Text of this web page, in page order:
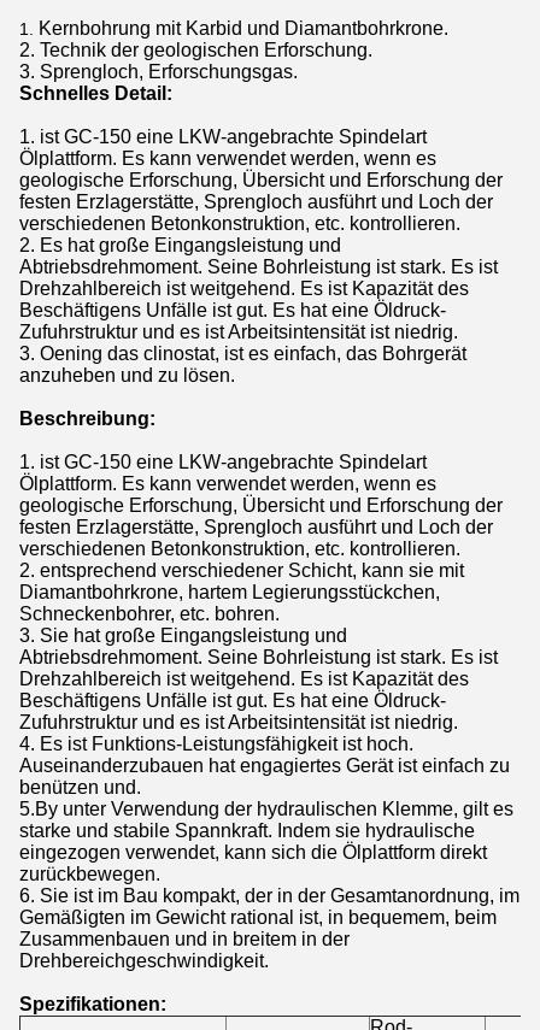
1.
Kernbohrung mit Karbid und Diamantbohrkrone.
2. Technik der geologischen Erforschung.
3. Sprengloch, Erforschungsgas.
Schnelles Detail:
1. ist GC-150 eine LKW-angebrachte Spindelart
Ölplattform. Es kann verwendet werden, wenn es
geologische Erforschung, Übersicht und Erforschung der
festen Erzlagerstätte, Sprengloch ausführt und Loch der
verschiedenen Betonkonstruktion, etc. kontrollieren.
2. Es hat große Eingangsleistung und
Abtriebsdrehmoment. Seine Bohrleistung ist stark. Es ist
Drehzahlbereich ist weitgehend. Es ist Kapazität des
Beschäftigens Unfälle ist gut. Es hat eine Öldruck-
Zufuhrstruktur und es ist Arbeitsintensität ist niedrig.
3. Oening das clinostat, ist es einfach, das Bohrgerät
anzuheben und zu lösen.
Beschreibung:
1. ist GC-150 eine LKW-angebrachte Spindelart
Ölplattform. Es kann verwendet werden, wenn es
geologische Erforschung, Übersicht und Erforschung der
festen Erzlagerstätte, Sprengloch ausführt und Loch der
verschiedenen Betonkonstruktion, etc. kontrollieren.
2. entsprechend verschiedener Schicht, kann sie mit
Diamantbohrkrone, hartem Legierungsstückchen,
Schneckenbohrer, etc. bohren.
3. Sie hat große Eingangsleistung und
Abtriebsdrehmoment. Seine Bohrleistung ist stark. Es ist
Drehzahlbereich ist weitgehend. Es ist Kapazität des
Beschäftigens Unfälle ist gut. Es hat eine Öldruck-
Zufuhrstruktur und es ist Arbeitsintensität ist niedrig.
4. Es ist Funktions-Leistungsfähigkeit ist hoch.
Auseinanderzubauen hat engagiertes Gerät ist einfach zu
benützen und.
5.By unter Verwendung der hydraulischen Klemme, gilt es
starke und stabile Spannkraft. Indem sie hydraulische
eingezogen verwendet, kann sich die Ölplattform direkt
zurückbewegen.
6. Sie ist im Bau kompakt, der in der Gesamtanordnung, im
Gemäßigten im Gewicht rational ist, in bequemem, beim
Zusammenbauen und in breitem in der
Drehbereichgeschwindigkeit.
Spezifikationen: